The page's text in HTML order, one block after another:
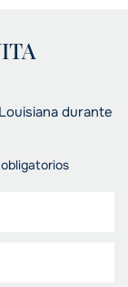
durante